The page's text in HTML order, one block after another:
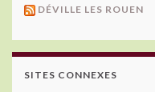
DÉVILLE LES ROUEN
SITES CONNEXES